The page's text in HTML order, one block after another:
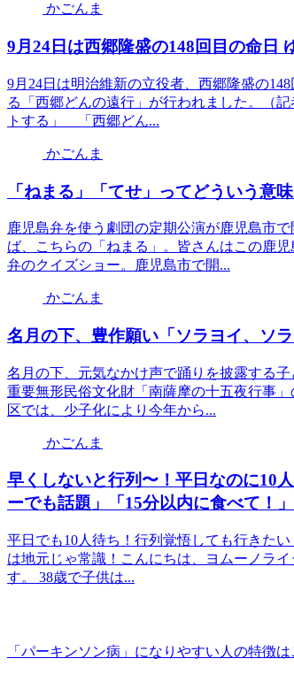
かごんま
9月24日は西郷隆盛の148回目の命日
9月24日は明治維新の立役者、西郷隆盛の
る「西郷どんの遠行」が行われました。（
トする」 「西郷どん...
かごんま
「ねまる」「てせ」ってどういう意
鹿児島弁を使う劇団の定期公演が鹿児島市
ば、こちらの「ねまる」。皆さんはこの鹿
弁のクイズショー。鹿児島市で開...
かごんま
名月の下、豊作願い「ソラヨイ、ソ
名月の下、元気なかけ声で踊りを披露する
重要無形民俗文化財「南薩摩の十五夜行事
区では、少子化により今年から...
かごんま
早くしないと行列〜！平日なのに10
ーでも話題」「15分以内に食べて！」
平日でも10人待ち！行列覚悟しても行きた
は地元じゃ常識！こんにちは、ヨムーノラ
す。 38歳で子供は...
「パーキンソン病」になりやすい人の特徴